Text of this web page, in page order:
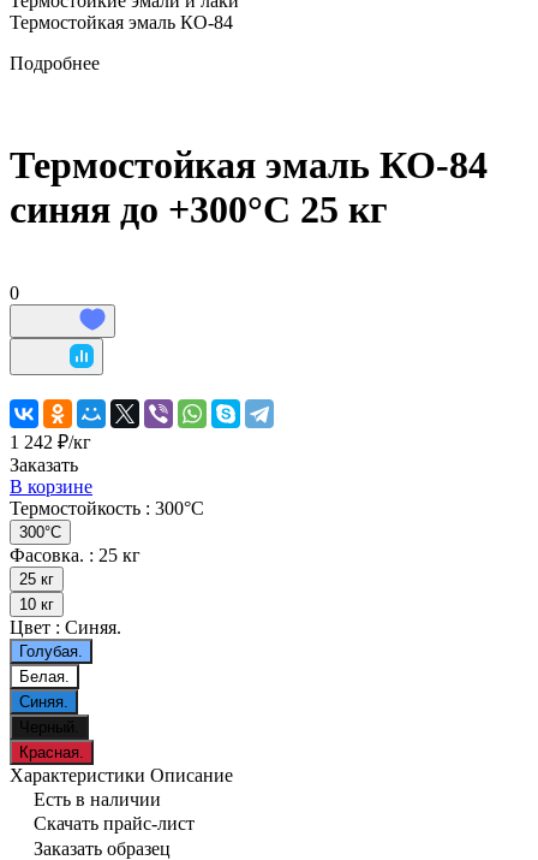
Термостойкая эмаль КО-84
Подробнее
Термостойкая эмаль КО-84
синяя до +300°C 25 кг
0
1 242 ₽/кг
Заказать
В корзине
Термостойкость : 300°С
300°С
Фасовка. : 25 кг
25 кг
10 кг
Цвет : Синяя.
Голубая.
Белая.
Синяя.
Черный.
Красная.
Характеристики Описание
Есть в наличии
Скачать прайс-лист
Заказать образец